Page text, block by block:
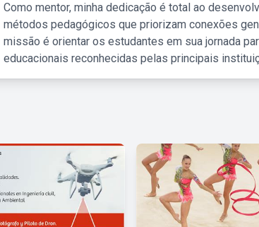
Como mentor, minha dedicação é total ao
métodos pedagógicos que priorizam conexões
missão é orientar os estudantes em sua jornada
educacionais reconhecidas pelas principais